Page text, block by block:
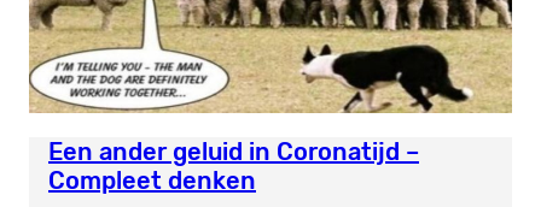
Een ander geluid in Coronatijd –
Compleet denken